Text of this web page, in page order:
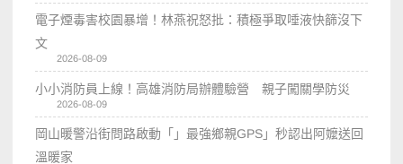
電子煙毒害校園暴增！林燕祝怒批：積極爭取唾液快篩沒下
文
2026-08-09
小小消防員上線！高雄消防局辦體驗營 親子闖關學防災
2026-08-09
岡山暖警沿街問路啟動「」最強鄉親GPS」秒認出阿嬤送回
溫暖家